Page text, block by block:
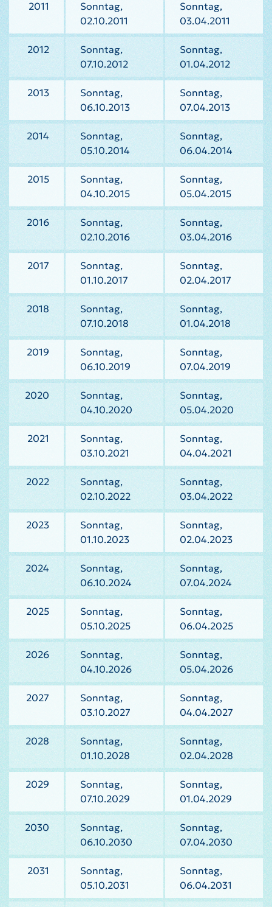
2011
Sonntag,
02.10.2011
Sonntag,
03.04.2011
2012
Sonntag,
07.10.2012
Sonntag,
01.04.2012
2013
Sonntag,
06.10.2013
Sonntag,
07.04.2013
2014
Sonntag,
05.10.2014
Sonntag,
06.04.2014
2015
Sonntag,
04.10.2015
Sonntag,
05.04.2015
2016
Sonntag,
02.10.2016
Sonntag,
03.04.2016
2017
Sonntag,
01.10.2017
Sonntag,
02.04.2017
2018
Sonntag,
07.10.2018
Sonntag,
01.04.2018
2019
Sonntag,
06.10.2019
Sonntag,
07.04.2019
2020
Sonntag,
04.10.2020
Sonntag,
05.04.2020
2021
Sonntag,
03.10.2021
Sonntag,
04.04.2021
2022
Sonntag,
02.10.2022
Sonntag,
03.04.2022
2023
Sonntag,
01.10.2023
Sonntag,
02.04.2023
2024
Sonntag,
06.10.2024
Sonntag,
07.04.2024
2025
Sonntag,
05.10.2025
Sonntag,
06.04.2025
2026
Sonntag,
04.10.2026
Sonntag,
05.04.2026
2027
Sonntag,
03.10.2027
Sonntag,
04.04.2027
2028
Sonntag,
01.10.2028
Sonntag,
02.04.2028
2029
Sonntag,
07.10.2029
Sonntag,
01.04.2029
2030
Sonntag,
06.10.2030
Sonntag,
07.04.2030
2031
Sonntag,
05.10.2031
Sonntag,
06.04.2031